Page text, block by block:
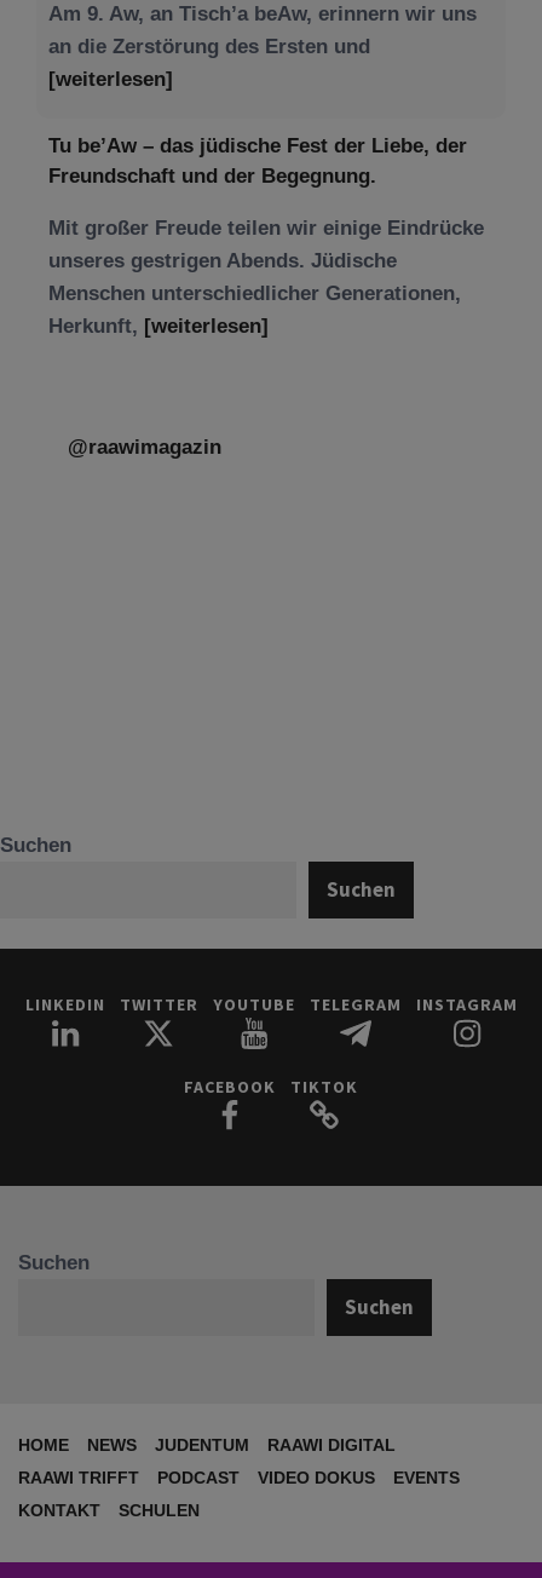
Am 9. Aw, an Tisch’a beAw, erinnern wir uns
an die Zerstörung des Ersten und
[weiterlesen]
Tu be’Aw – das jüdische Fest der Liebe, der
Freundschaft und der Begegnung.
Mit großer Freude teilen wir einige Eindrücke
unseres gestrigen Abends. Jüdische
Menschen unterschiedlicher Generationen,
Herkunft, [weiterlesen]
@raawimagazin
Suchen
Suchen
LINKEDIN TWITTER YOUTUBE TELEGRAM INSTAGRAM
FACEBOOK TIKTOK
Suchen
Suchen
HOME NEWS JUDENTUM
RAAWI DIGITAL
RAAWI TRIFFT
PODCAST VIDEO DOKUS
EVENTS
KONTAKT
SCHULEN